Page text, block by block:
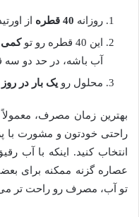
روزانه 40 قطره
از
این 40 قطره رو تو
آب باشه، در حد دو
محلول رو یک بار در روز
بهترین زمان مصرف،
راحتی خودتون و مشورت با
انتخاب کنید. اینکه با آب
عصاره گزنه ممکنه برای
تو آب، مصرف رو راحت تر